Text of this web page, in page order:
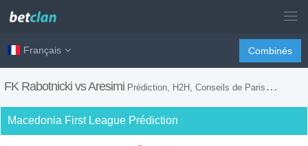
Français Combinés
FK Rabotnicki vs Aresimi Prédiction, H2H, Conseils de Paris et Prévision du Match
Macedonia First League Prédiction